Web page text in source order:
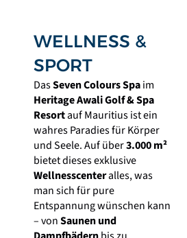
WELLNESS &
SPORT
DasSeven Colours Spaim
Heritage Awali Golf & Spa
Resortauf Mauritius ist ein
wahres Paradies für Körper
und Seele. Auf über3.000 m²
bietet dieses exklusive
Wellnesscenteralles, was
man sich für pure
Entspannung wünschen kann
– vonSaunen und